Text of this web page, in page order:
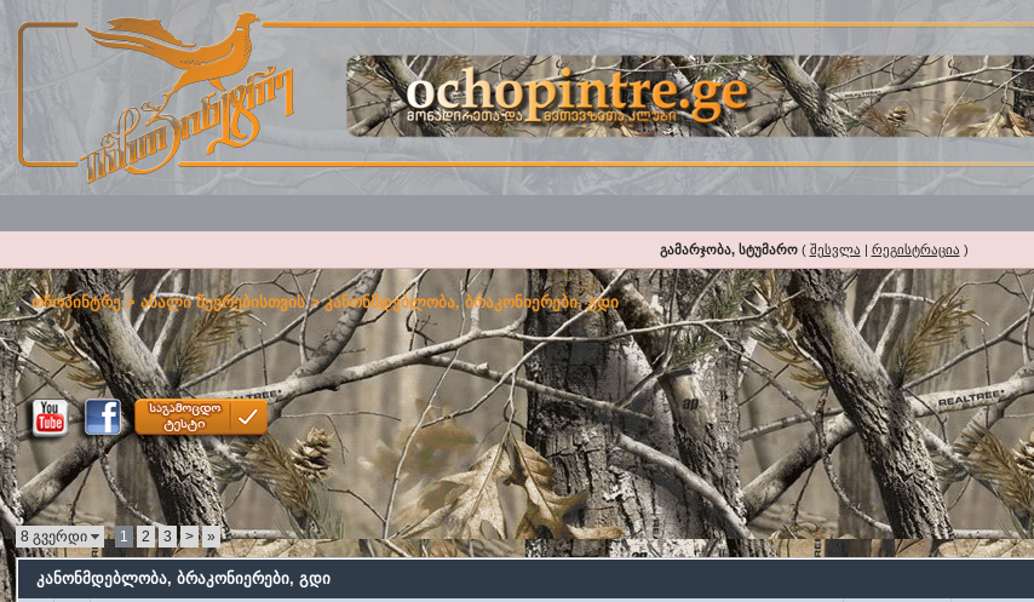
გამარჯობა, სტუმარო( შესვლა | რეგისტრაცია )
ოჩოპინტრე>ახალი წევრებისთვის>კანონმდებლობა, ბრაკონიერები, გდი
8 გვერდი 1 2 3 > »
კანონმდებლობა, ბრაკონიერები, გდი